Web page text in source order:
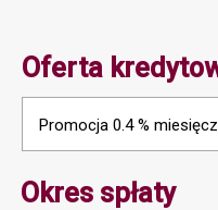
Oferta
Promocja 0.4 %
Okres spłaty